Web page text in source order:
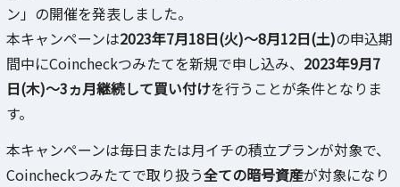
ン」の開催を発表しました。
本キャンペーンは2023年7月18日(火)～8月12日(土)の申込期
間中にCoincheckつみたてを新規で申し込み、 2023年9月7
日(木)～3ヵ月継続して買い付けを行うことが条件となりま
す。
本キャンペーンは毎日または月イチの積立プランが対象で、
Coincheckつみたてで取り扱う全ての暗号資産が対象になり